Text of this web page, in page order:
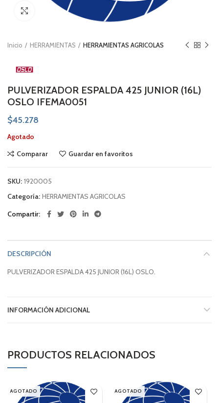
Click to enlarge
Inicio HERRAMIENTAS HERRAMIENTAS AGRICOLAS
PULVERIZADOR ESPALDA 425 JUNIOR (16L)
OSLO IFEMA0051
$45.278
Agotado
Comparar
Guardar en favoritos
SKU: 1920005
Categoría: HERRAMIENTAS AGRICOLAS
Compartir
DESCRIPCIÓN
PULVERIZADOR ESPALDA 425 JUNIOR (16L) OSLO.
INFORMACIÓN ADICIONAL
PRODUCTOS RELACIONADOS
AGOTADO AGOTADO